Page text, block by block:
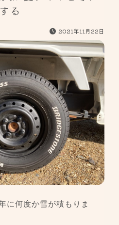
る
2021年11月22日
に何度か雪が積もりま